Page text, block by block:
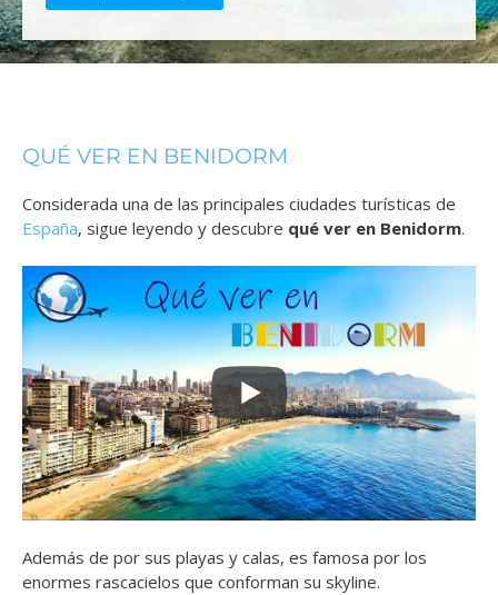
QUÉ VER EN BENIDORM
Considerada una de las principales ciudades turísticas de
España, sigue leyendo y descubre qué ver en Benidorm.
Además de por sus playas y calas, es famosa por los
enormes rascacielos que conforman su skyline.